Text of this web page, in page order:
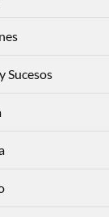
Sucesos